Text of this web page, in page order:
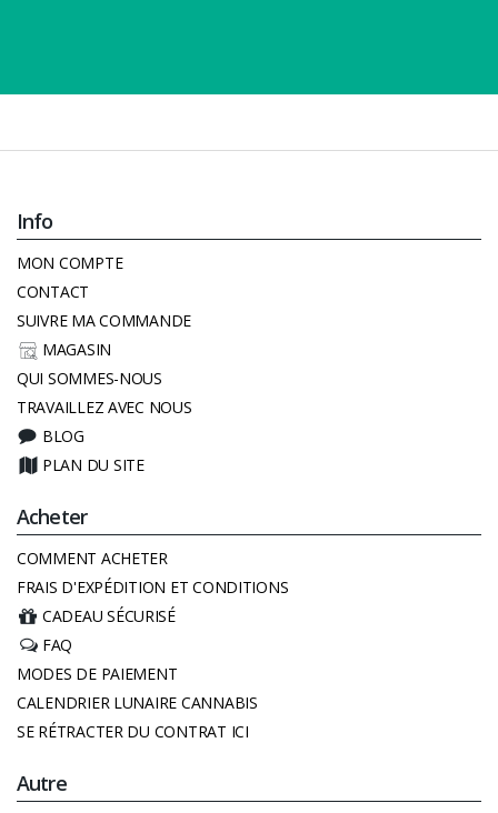
Info
MON COMPTE
CONTACT
SUIVRE MA COMMANDE
MAGASIN
QUI SOMMES-NOUS
TRAVAILLEZ AVEC NOUS
BLOG
PLAN DU SITE
Acheter
COMMENT ACHETER
FRAIS D'EXPÉDITION ET CONDITIONS
CADEAU SÉCURISÉ
FAQ
MODES DE PAIEMENT
CALENDRIER LUNAIRE CANNABIS
SE RÉTRACTER DU CONTRAT ICI
Autre